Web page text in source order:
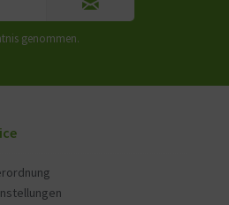
genommen.